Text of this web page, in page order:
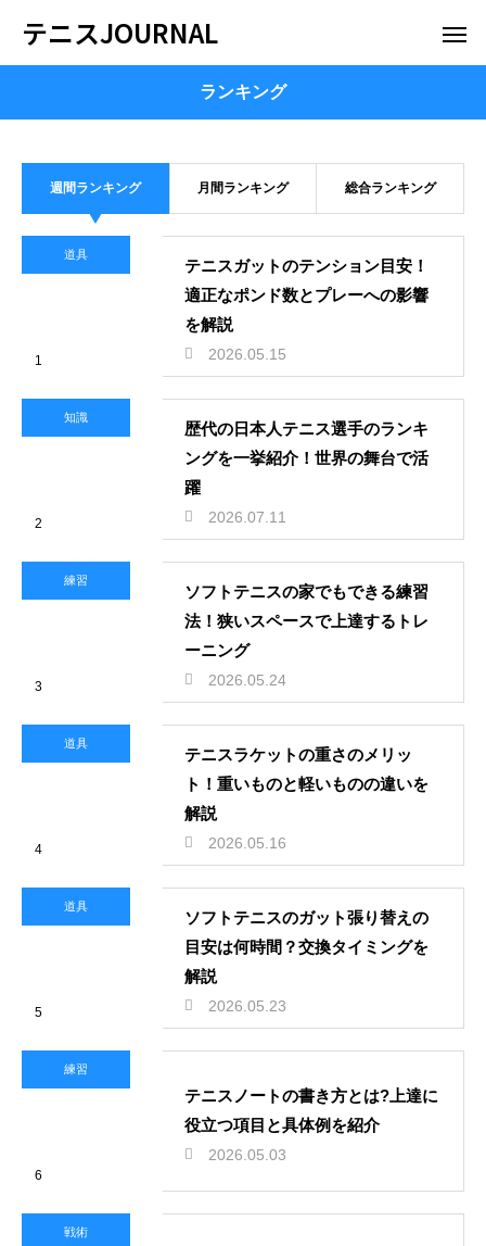
テニスJOURNAL
ランキング
週間ランキング 月間ランキング 総合ランキング
道具
1
テニスガットのテンション目安！
適正なポンド数とプレーへの影響
を解説
2026.05.15
知識
2
歴代の日本人テニス選手のランキ
ングを一挙紹介！世界の舞台で活
躍
2026.07.11
練習
3
ソフトテニスの家でもできる練習
法！狭いスペースで上達するトレ
ーニング
2026.05.24
道具
4
テニスラケットの重さのメリッ
ト！重いものと軽いものの違いを
解説
2026.05.16
道具
5
ソフトテニスのガット張り替えの
目安は何時間？交換タイミングを
解説
2026.05.23
練習
6
テニスノートの書き方とは?上達に
役立つ項目と具体例を紹介
2026.05.03
戦術